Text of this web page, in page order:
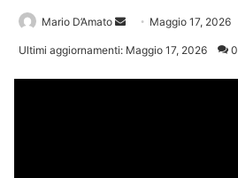
Mario D’Amato
Invia Maggio 17, 2026
Ultimi aggiornamenti: Maggio 17, 2026 0